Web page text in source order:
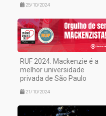
25/10/2024
RUF 2024: Mackenzie é a
melhor universidade
privada de São Paulo
21/10/2024